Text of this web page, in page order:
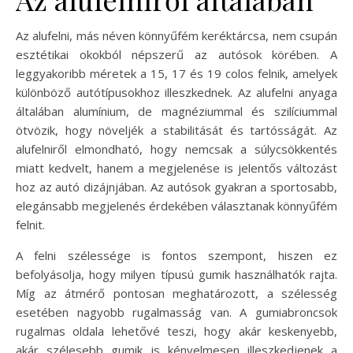
Az alufelni, más néven könnyűfém keréktárcsa, nem csupán
esztétikai okokból népszerű az autósok körében. A
leggyakoribb méretek a 15, 17 és 19 colos felnik, amelyek
különböző autótípusokhoz illeszkednek. Az alufelni anyaga
általában alumínium, de magnéziummal és szilíciummal
ötvözik, hogy növeljék a stabilitását és tartósságát. Az
alufelniről elmondható, hogy nemcsak a súlycsökkentés
miatt kedvelt, hanem a megjelenése is jelentős változást
hoz az autó dizájnjában. Az autósok gyakran a sportosabb,
elegánsabb megjelenés érdekében választanak könnyűfém
felnit.
A felni szélessége is fontos szempont, hiszen ez
befolyásolja, hogy milyen típusú gumik használhatók rajta.
Míg az átmérő pontosan meghatározott, a szélesség
esetében nagyobb rugalmasság van. A gumiabroncsok
rugalmas oldala lehetővé teszi, hogy akár keskenyebb,